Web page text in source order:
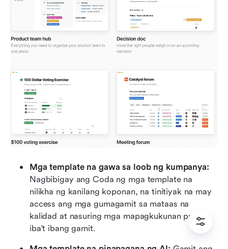
Mga template na gawa sa loob ng kumpanya:
Nagbibigay ang Coda ng mga template na
nilikha ng kanilang koponan, na tinitiyak na may
access ang mga gumagamit sa mataas na
kalidad at nasuring mga mapagkukunan para sa
iba't ibang gamit.